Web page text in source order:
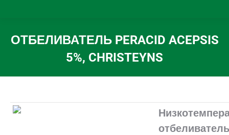
ОТБЕЛИВАТЕЛЬ PERACID ACEPSIS
5%, CHRISTEYNS
Вы здесь: